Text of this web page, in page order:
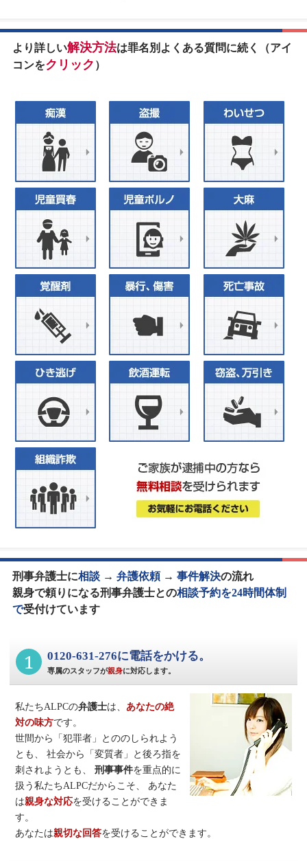
より詳しい解決方法は罪名別よくある質問に続く（アイ
コンをクリック ）
刑事弁護士に相談→ 弁護依頼 → 事件解決の流れ
親身で頼りになる刑事弁護士との相談予約を24時間体制
で受付けています
1 0120-631-276に電話をかける。
専属のスタッフが親身に対応します。
私たちALPCの弁護士は、あなたの絶
対の味方です。
世間から「犯罪者」とののしられよう
とも、
社会から「変質者」と後ろ指を
刺されようとも、
刑事事件を重点的に
扱う私たちALPCだからこそ、
あなた
は親身な対応を受けることができま
す。
あなたは親切な回答を受けることができます。